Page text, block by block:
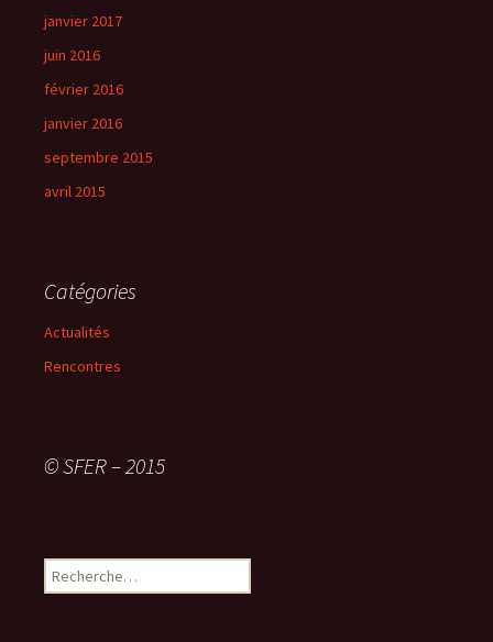
janvier 2017
juin 2016
février 2016
janvier 2016
septembre 2015
avril 2015
Catégories
Actualités
Rencontres
© SFER – 2015
R
e